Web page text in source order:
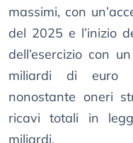
massimi, con
del 2025 e l’inizio
dell’esercizio con
miliardi di euro
nonostante oneri
ricavi totali in
miliardi.